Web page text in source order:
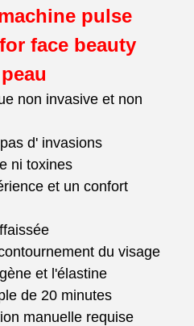
pulse
face beauty
non invasive et non
d' invasions
ni toxines
et un confort
du visage
et l'élastine
de 20 minutes
manuelle requise